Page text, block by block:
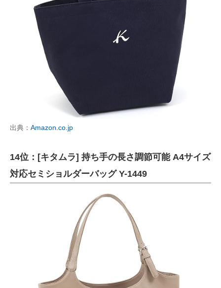
出典： Amazon.co.jp
14位：[キタムラ] 持ち手の長さ調節可能 A4サイズ
対応セミショルダーバッグ Y-1449